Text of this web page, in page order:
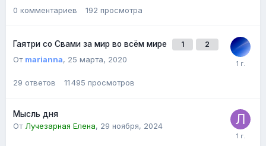
0 комментариев 192 просмотра
Гаятри со Свами за мир во всём мире 1 2
От marianna, 25 марта, 2020
29 ответов 11 495 просмотров
Мысль дня
От Лучезарная Елена, 29 ноября, 2024